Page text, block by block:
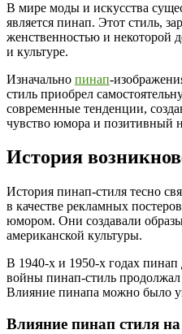
В мире моды и искусства
является пинап. Этот стиль,
женственностью и некоторой
и культуре.
Изначально пинап-
стиль приобрел
современные тенденции,
чувство юмора и позитивный
История
История пинап-стиля тесно
в качестве рекламных
юмором. Они создавали
американской культуры.
В 1940-х и 1950-х годах
войны пинап-стиль продолжал
Влияние пинапа можно было
Влияние пинап стиля